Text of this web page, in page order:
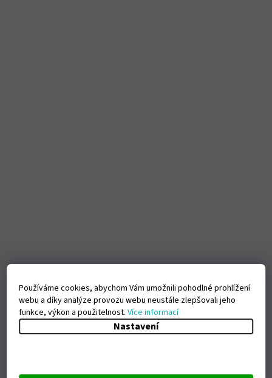
Používáme cookies, abychom Vám umožnili pohodlné prohlížení
webu a díky analýze provozu webu neustále zlepšovali jeho
funkce, výkon a použitelnost.Více informací
Nastavení